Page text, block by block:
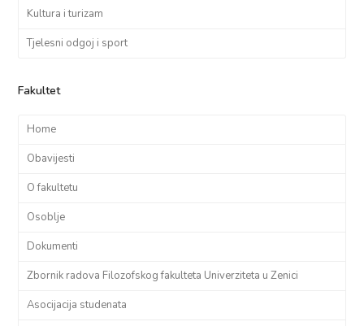
Kultura i turizam
Tjelesni odgoj i sport
Fakultet
Home
Obavijesti
O fakultetu
Osoblje
Dokumenti
Zbornik radova Filozofskog fakulteta Univerziteta u Zenici
Asocijacija studenata